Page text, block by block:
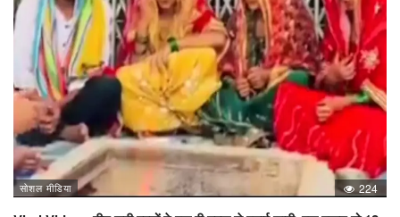
सोशल मीडिया 224